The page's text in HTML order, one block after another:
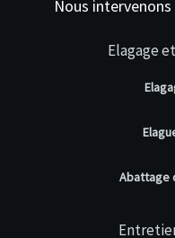
Nous
Elagage
Abattage